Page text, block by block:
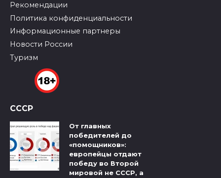
Рекомендации
Политика конфиденциальности
Информационные партнеры
Новости России
Туризм
СССР
От главных
победителей до
«помощников»:
европейцы отдают
победу во Второй
мировой не СССР, а